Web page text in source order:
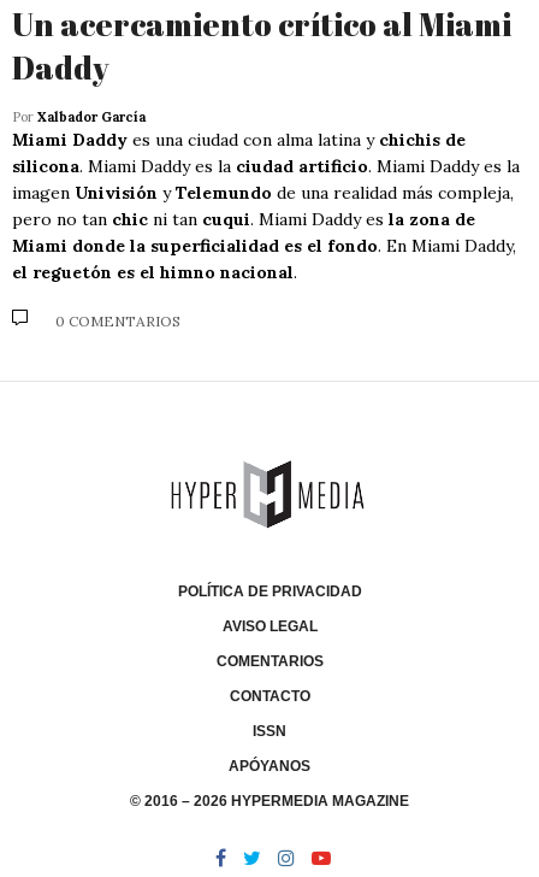
Un acercamiento crítico al Miami
Daddy
Por Xalbador García
Miami Daddy es una ciudad con alma latina y chichis de
silicona. Miami Daddy es la ciudad artificio. Miami Daddy es la
imagen Univisión yTelemundo de una realidad más compleja,
pero no tan chic ni tan cuqui. Miami Daddy es la zona de
Miami donde la superficialidad es el fondo. En Miami Daddy,
el reguetón es el himno nacional.
0 COMENTARIOS
POLÍTICA DE PRIVACIDAD
AVISO LEGAL
COMENTARIOS
CONTACTO
ISSN
APÓYANOS
© 2016 – 2026 HYPERMEDIA MAGAZINE